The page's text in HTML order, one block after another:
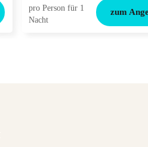
pro Person für 1
Nacht
zum